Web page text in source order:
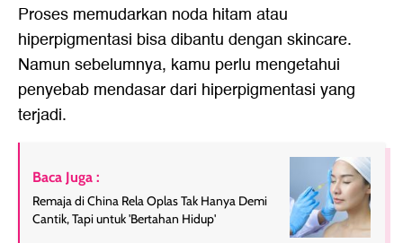
Proses memudarkan noda hitam atau
hiperpigmentasi bisa dibantu dengan skincare.
Namun sebelumnya, kamu perlu mengetahui
penyebab mendasar dari hiperpigmentasi yang
terjadi.
Baca Juga :
Remaja di China Rela Oplas Tak Hanya Demi
Cantik, Tapi untuk 'Bertahan Hidup'